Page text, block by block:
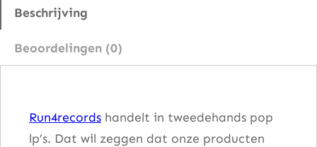
i
Beschrijving
Beoordelingen (0)
Run4records handelt in tweedehands pop
lp’s. Dat wil zeggen dat onze producten